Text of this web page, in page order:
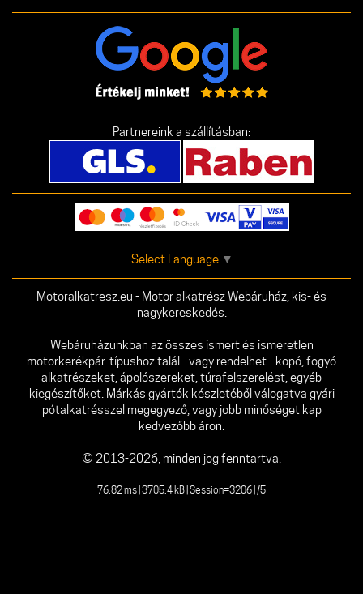
Partnereink a szállításban:
Select Language ▼
Motoralkatresz.eu - Motor alkatrész Webáruház, kis- és
nagykereskedés.
Webáruházunkban az összes ismert és ismeretlen
motorkerékpár-típushoz talál - vagy rendelhet - kopó, fogyó
alkatrészeket, ápolószereket, túrafelszerelést, egyéb
kiegészítőket. Márkás gyártók készletéből válogatva gyári
pótalkatrésszel megegyező, vagy jobb minőséget kap
kedvezőbb áron.
© 2013-2026, minden jog fenntartva.
76.82 ms | 3705.4 kB | Session=3206 | /5